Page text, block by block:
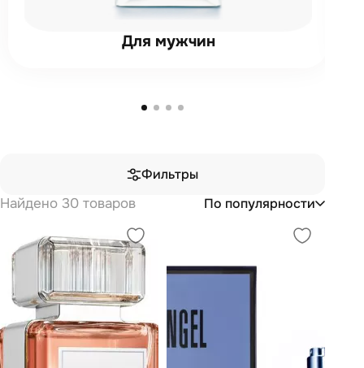
Для мужчин
Фильтры
Найдено 30 товаров
По популярности